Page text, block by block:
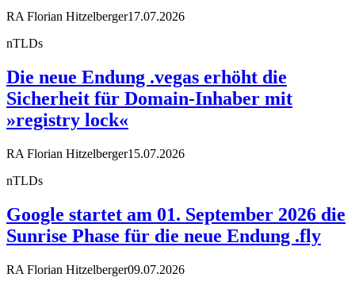
RA Florian Hitzelberger17.07.2026
nTLDs
Die neue Endung .vegas erhöht die
Sicherheit für Domain-Inhaber mit
»registry lock«
RA Florian Hitzelberger15.07.2026
nTLDs
Google startet am 01. September 2026 die
Sunrise Phase für die neue Endung .fly
RA Florian Hitzelberger09.07.2026